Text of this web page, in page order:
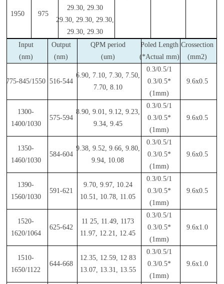
1950 975
29.30, 29.30
29.30, 29.30, 29.30,
29.30, 29.30
Input
(nm)
Output
(nm)
QPM period
(um)
Poled Length
(*Actual mm)
Crossection
(mm2)
775-845/1550 516-544
6.90, 7.10, 7.30, 7.50,
7.70, 8.10
0.3/0.5/1
0.3/0.5*
(1mm)
9.6x0.5
1300-
1400/1030
575-594
8.90, 9.01, 9.12, 9.23,
9.34, 9.45
0.3/0.5/1
0.3/0.5*
(1mm)
9.6x0.5
1350-
1460/1030
584-604
9.38, 9.52, 9.66, 9.80,
9.94, 10.08
0.3/0.5/1
0.3/0.5*
(1mm)
9.6x0.5
1390-
1560/1030
591-621
9.70, 9.97, 10.24
10.51, 10.78, 11.05
0.3/0.5/1
0.3/0.5*
(1mm)
9.6x0.5
1520-
1620/1064
625-642
11 25, 11.49, 1173
11.97, 12.21, 12.45
0.3/0.5/1
0.3/0.5*
(1mm)
9.6x1.0
1510-
1650/1122
644-668
12.35, 12.59, 12 83
13.07, 13.31, 13.55
0.3/0.5/1
0.3/0.5*
(1mm)
9.6x1.0